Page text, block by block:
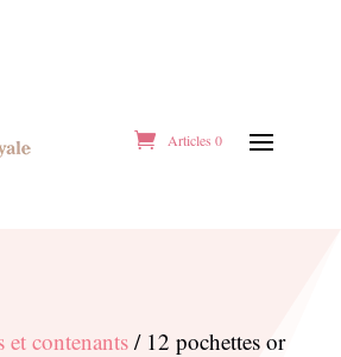
Articles 0
et contenants/ 12 pochettes or